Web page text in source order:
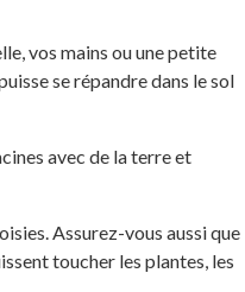
vos mains ou une petite
se répandre dans le sol
avec de la terre et
Assurez-vous aussi que
toucher les plantes, les